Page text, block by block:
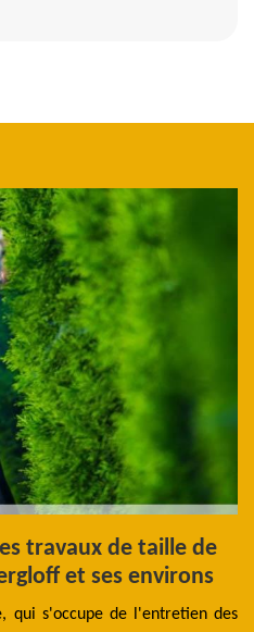
travaux de taille de
et ses environs
qui s'occupe de l'entretien des